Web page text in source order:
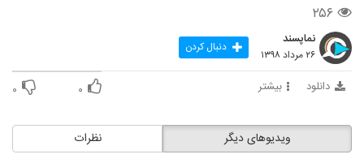
۲۵۶
نماپسند
۲۶ مرداد ۱۳۹۸ دنبال کردن
دانلود بیشتر ۰ ۰
نظرات ویدیوهای دیگر